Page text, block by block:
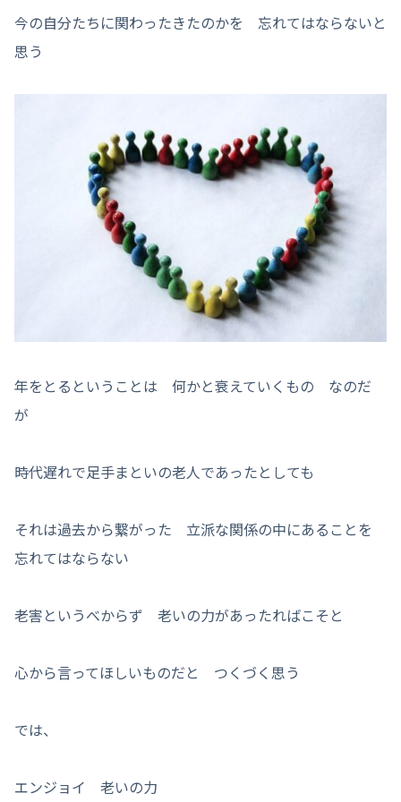
今の自分たちに関わったきたのかを 忘れてはならないと
思う
年をとるということは 何かと衰えていくもの なのだ
が
時代遅れで足手まといの老人であったとしても
それは過去から繋がった 立派な関係の中にあることを
忘れてはならない
老害というべからず 老いの力があったればこそと
心から言ってほしいものだと つくづく思う
では、
エンジョイ 老いの力